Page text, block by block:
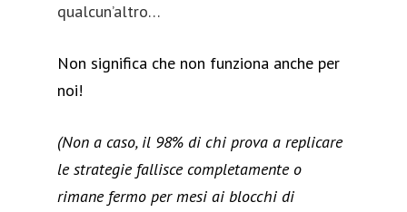
qualcun’altro…
Non significa che non funziona anche per
noi!
(Non a caso, il 98% di chi prova a replicare
le strategie fallisce completamente o
rimane fermo per mesi ai blocchi di